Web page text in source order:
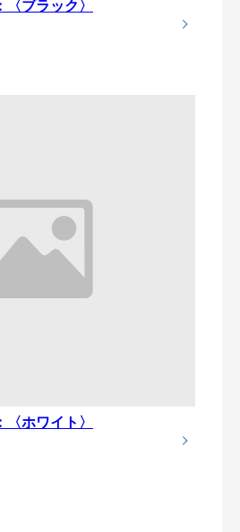
ブラック〉
ホワイト〉